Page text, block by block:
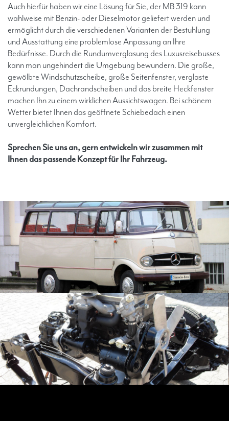
Auch hierfür haben wir eine Lösung für Sie, der MB 319 kann
wahlweise mit Benzin- oder Dieselmotor geliefert werden und
ermöglicht durch die verschiedenen Varianten der Bestuhlung
und Ausstattung eine problemlose Anpassung an Ihre
Bedürfnisse. Durch die Rundumverglasung des Luxusreisebusses
kann man ungehindert die Umgebung bewundern. Die große,
gewölbte Windschutzscheibe, große Seitenfenster, verglaste
Eckrundungen, Dachrandscheiben und das breite Heckfenster
machen Ihn zu einem wirklichen Aussichtswagen. Bei schönem
Wetter bietet Ihnen das geöffnete Schiebedach einen
unvergleichlichen Komfort.
Sprechen Sie uns an, gern entwickeln wir zusammen mit
Ihnen das passende Konzept für Ihr Fahrzeug.